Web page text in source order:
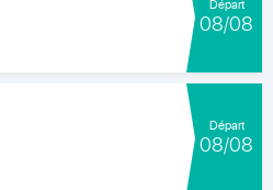
Départ
08/08
Départ
08/08